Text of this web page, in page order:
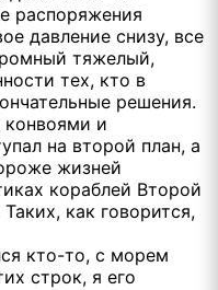
распоряжения
давление снизу, все
тяжелый,
тех, кто в
решения.
и
на второй план, а
жизней
кораблей Второй
как говорится,
кто-то, с морем
строк, я его